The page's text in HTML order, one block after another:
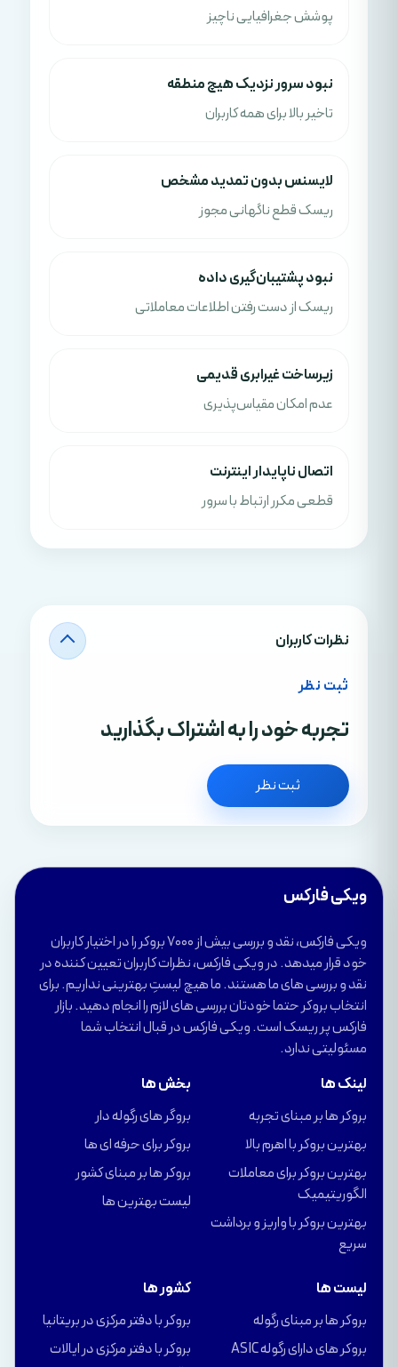
پوشش جغرافیایی ناچیز
نبود سرور نزدیک هیچ منطقه
تاخیر بالا برای همه کاربران
لایسنس بدون تمدید مشخص
ریسک قطع ناگهانی مجوز
نبود پشتیبان‌گیری داده
ریسک از دست رفتن اطلاعات معاملاتی
زیرساخت غیرابری قدیمی
عدم امکان مقیاس‌پذیری
اتصال ناپایدار اینترنت
قطعی مکرر ارتباط با سرور
نظرات کاربران
ثبت نظر
تجربه خود را به اشتراک بگذارید
ثبت نظر
ویکی فارکس
ویکی فارکس، نقد و بررسی بیش از 7000 بروکر را در اختیار کاربران
خود قرار میدهد. در ویکی فارکس، نظرات کاربران تعیین کننده در
نقد و بررسی های ما هستند. ما هیچ لیستِ بهترینی نداریم. برای
انتخاب بروکر حتما خودتان بررسی های لازم را انجام دهید. بازار
فارکس پر ریسک است. ویکی فارکس در قبال انتخاب شما
مسئولیتی ندارد.
لینک ها
بروکر ها بر مبنای تجربه
بهترین بروکر با اهرم بالا
بهترین بروکر برای معاملات
الگوریتیمیک
بهترین بروکر با واریز و برداشت
سریع
بخش ها
بروگر های رگوله دار
بروکر برای حرفه ای ها
بروکر ها بر مبنای کشور
لیست بهترین ها
لیست ها
بروکر ها بر مبنای رگوله
بروکر های دارای رگوله ASIC
کشور ها
بروکر با دفتر مرکزی در بریتانیا
بروکر با دفتر مرکزی در ایالات